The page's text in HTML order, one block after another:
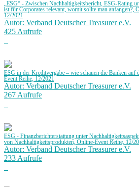
„ESG“ - Zwischen Nachhaltigkeitsbericht, ESG-Rating
ist für Corporates relevant, womit sollte man anfangen?,
12/2021
Autor: Verband Deutscher Treasurer e.V.
425 Aufrufe
ESG in der Kreditvergabe – wie schauen die Banken auf
Event Reihe, 12/2021
Autor: Verband Deutscher Treasurer e.V.
267 Aufrufe
ESG - Finanzberichterstattung unter
von Nachhaltigkeitsprodukten, Online-Event Reihe, 12/
Autor: Verband Deutscher Treasurer e.V.
233 Aufrufe